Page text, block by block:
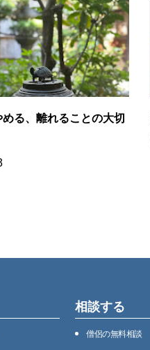
る、離れることの大切
相談する
僧侶の無料相談